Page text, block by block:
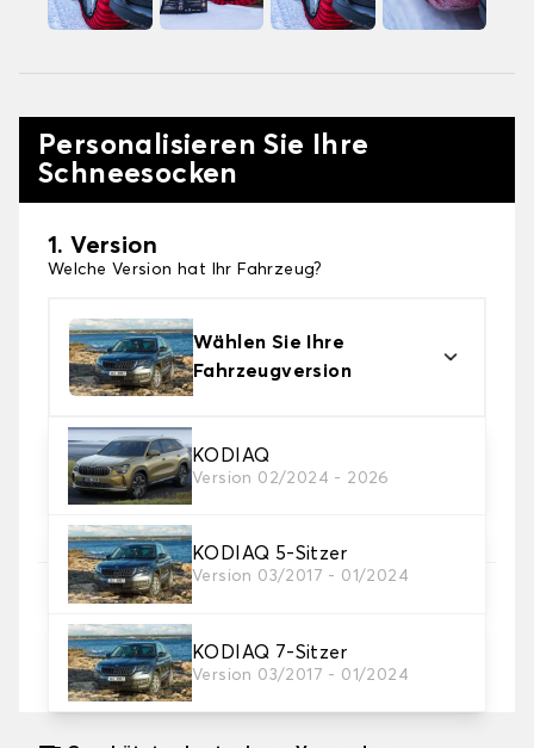
Personalisieren Sie Ihre
Schneesocken
1. Version
Welche Version hat Ihr Fahrzeug?
Wählen Sie Ihre
Fahrzeugversion
KODIAQ
Version 02/2024 - 2026
KODIAQ 5-Sitzer
Version 03/2017 - 01/2024
KODIAQ 7-Sitzer
Version 03/2017 - 01/2024
2. Finishing Schneesocke
Wählen Sie die passenden Schneesocken für Ihre
Bedürfnisse.
3. Dimensionen
Wo finde ich meine Reifengröße?